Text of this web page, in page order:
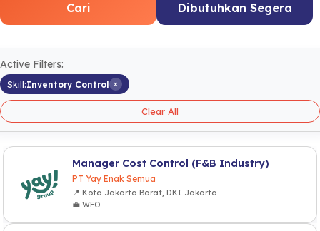
Cari Dibutuhkan Segera
Active Filters:
Skill:Inventory Control ×
Clear All
Manager Cost Control (F&B Industry)
PT Yay Enak Semua
📍 Kota Jakarta Barat, DKI Jakarta
💼 WFO